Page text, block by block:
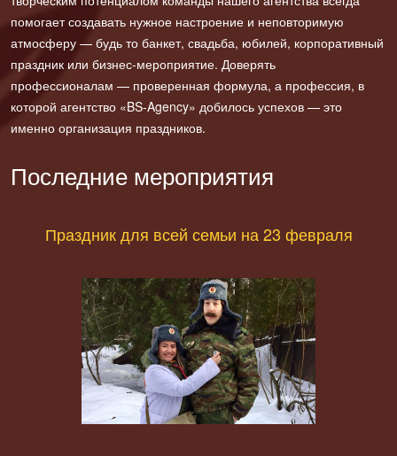
помогает создавать нужное настроение и неповторимую
атмосферу — будь то банкет, свадьба, юбилей, корпоративный
праздник или бизнес-мероприятие. Доверять
профессионалам — проверенная формула, а профессия, в
которой агентство «BS-Agency» добилось успехов — это
именно организация праздников.
Последние мероприятия
Праздник для всей семьи на 23 февраля